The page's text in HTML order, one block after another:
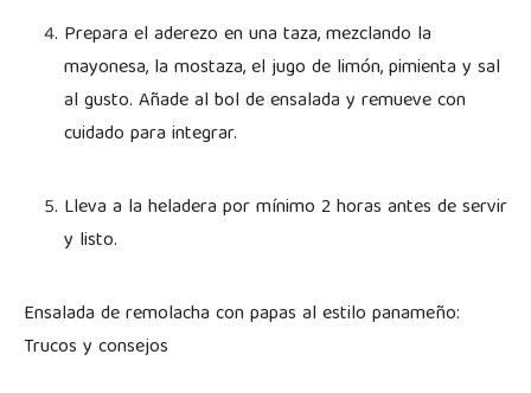
Prepara el aderezo en una taza, mezclando la
mayonesa, la mostaza, el jugo de limón, pimienta y sal
al gusto. Añade al bol de ensalada y remueve con
cuidado para integrar.
Lleva a la heladera por mínimo 2 horas antes de servir
y listo.
Ensalada de remolacha con papas al estilo panameño:
Trucos y consejos